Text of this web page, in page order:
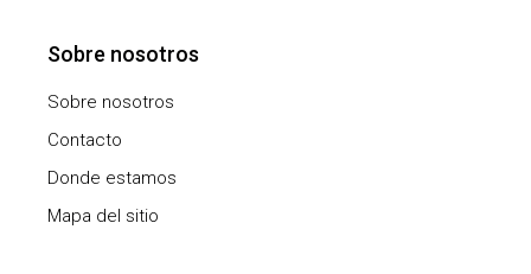
Sobre nosotros
Sobre nosotros
Contacto
Donde estamos
Mapa del sitio